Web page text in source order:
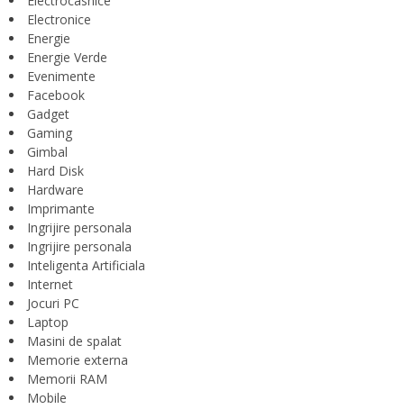
Electronice
Energie
Energie Verde
Evenimente
Facebook
Gadget
Gaming
Gimbal
Hard Disk
Hardware
Imprimante
Ingrijire personala
Ingrijire personala
Inteligenta Artificiala
Internet
Jocuri PC
Laptop
Masini de spalat
Memorie externa
Memorii RAM
Mobile